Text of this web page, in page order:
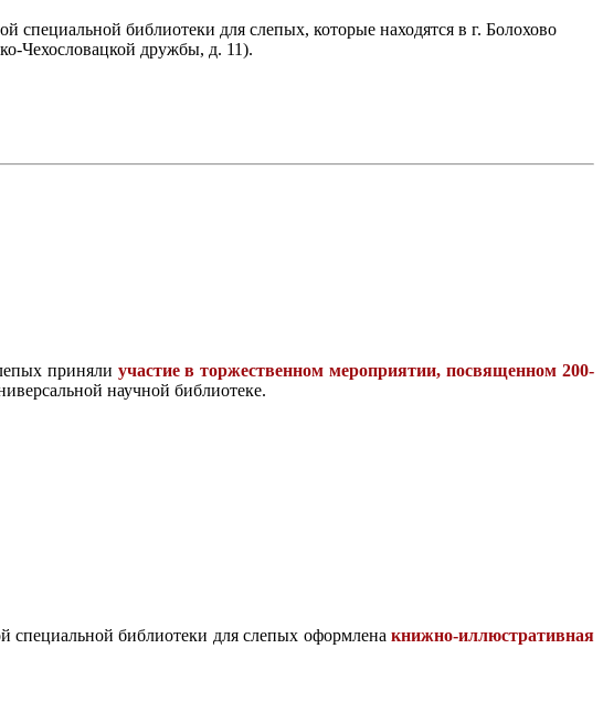
библиотеки для слепых, которые находятся в г. Болохово
Чехословацкой дружбы, д. 11).
приняли участие в торжественном мероприятии, посвященном 200-
научной библиотеке.
специальной библиотеки для слепых оформлена книжно-иллюстративная